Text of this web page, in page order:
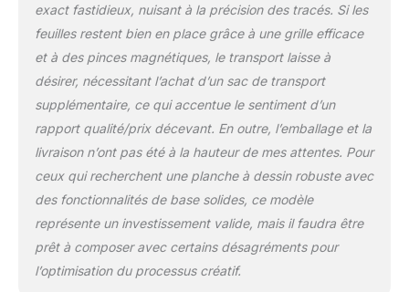
exact fastidieux, nuisant à la précision des tracés. Si les
feuilles restent bien en place grâce à une grille efficace
et à des pinces magnétiques, le transport laisse à
désirer, nécessitant l’achat d’un sac de transport
supplémentaire, ce qui accentue le sentiment d’un
rapport qualité/prix décevant. En outre, l’emballage et la
livraison n’ont pas été à la hauteur de mes attentes. Pour
ceux qui recherchent une planche à dessin robuste avec
des fonctionnalités de base solides, ce modèle
représente un investissement valide, mais il faudra être
prêt à composer avec certains désagréments pour
l’optimisation du processus créatif.